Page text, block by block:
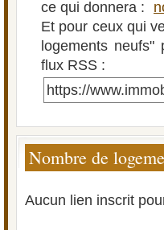
ce qui donnera :
Et pour ceux qui
logements
flux RSS :
https://
Nombre de
Aucun lien inscrit